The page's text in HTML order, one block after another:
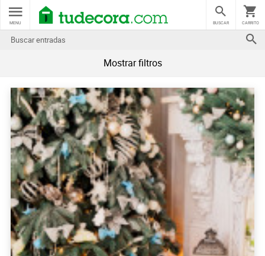
MENU CARRITO
BUSCAR
Mostrar filtros